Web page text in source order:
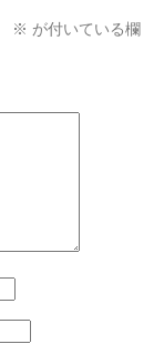
※ が付いている欄